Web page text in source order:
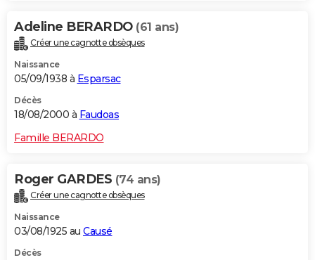
Adeline BERARDO (61 ans)
Créer une cagnotte obsèques
Naissance
05/09/1938 à Esparsac
Décès
18/08/2000 à Faudoas
Famille BERARDO
Roger GARDES (74 ans)
Créer une cagnotte obsèques
Naissance
03/08/1925 au Causé
Décès